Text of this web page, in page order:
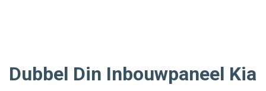
Dubbel Din Inbouwpaneel Kia